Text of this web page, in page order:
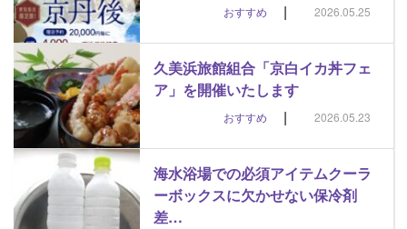
おすすめ | 2026.05.25
久美浜旅館組合「京白イカ丼フェ
ア」を開催いたします
おすすめ | 2026.05.23
海水浴場での必須アイテムクーラ
ーボックスに欠かせない保冷剤
差…